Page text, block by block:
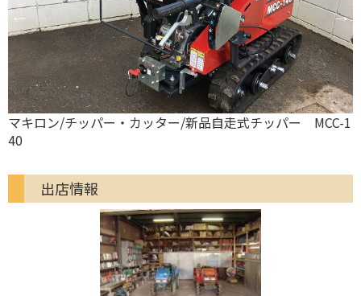
マキロン/チッパー・カッター/新品自走式チッパー MCC-1
40
出店情報